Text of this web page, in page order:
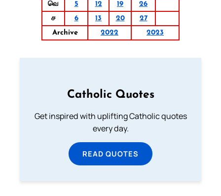
வெ
5 12 19
26
ச
6 13 20
27
Archive
2022 2023
Catholic Quotes
Get inspired with uplifting Catholic quotes
every day.
READ QUOTES